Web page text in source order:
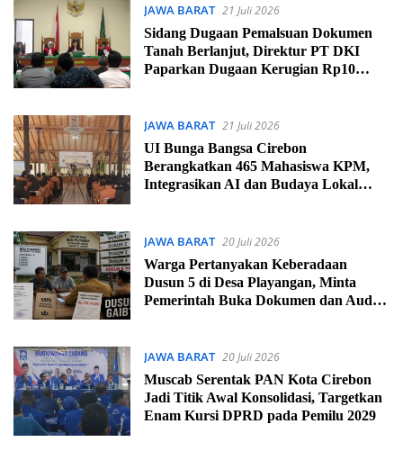
JAWA BARAT 21 Juli 2026
Sidang Dugaan Pemalsuan Dokumen
Tanah Berlanjut, Direktur PT DKI
Paparkan Dugaan Kerugian Rp10
JAWA BARAT 21 Juli 2026
UI Bunga Bangsa Cirebon
Berangkatkan 465 Mahasiswa KPM,
Integrasikan AI dan Budaya Lokal
JAWA BARAT 20 Juli 2026
Warga Pertanyakan Keberadaan
Dusun 5 di Desa Playangan, Minta
Pemerintah Buka Dokumen dan Audit
JAWA BARAT 20 Juli 2026
Muscab Serentak PAN Kota Cirebon
Jadi Titik Awal Konsolidasi, Targetkan
Enam Kursi DPRD pada Pemilu 2029